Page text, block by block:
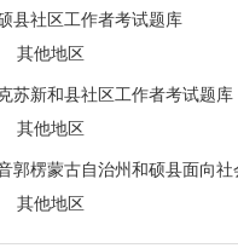
县社区工作者考试题库
其他地区
苏新和县社区工作者考试题
其他地区
郭楞蒙古自治州和硕县面向
公告
其他地区